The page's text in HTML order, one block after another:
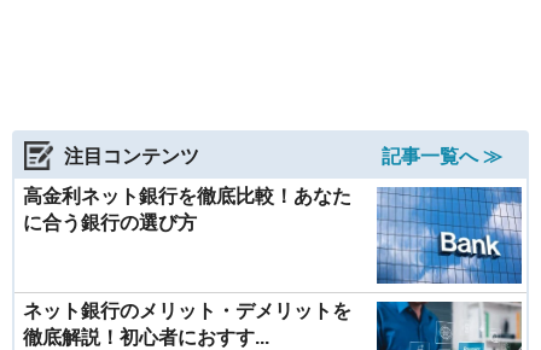
注目コンテンツ
記事一覧へ ≫
高金利ネット銀行を徹底比較！あなた
に合う銀行の選び方
ネット銀行のメリット・デメリットを
徹底解説！初心者におすす...